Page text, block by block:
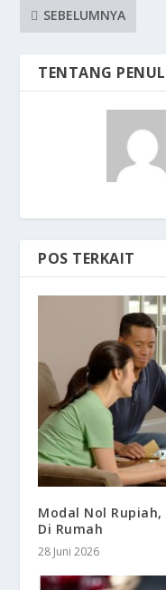
SEBELUMNYA
TENTANG
POS TERKAIT
Modal Nol
Di Rumah
28 Juni 2026